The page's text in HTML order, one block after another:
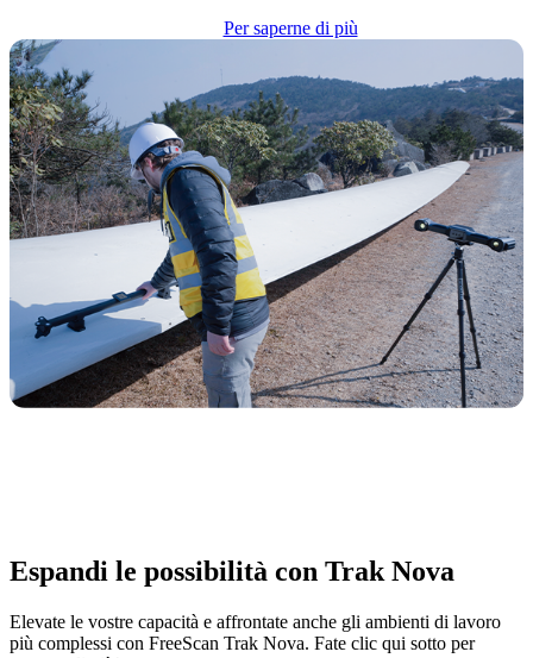
Per saperne di più
Espandi le possibilità con Trak Nova
Elevate le vostre capacità e affrontate anche gli ambienti di lavoro
più complessi con FreeScan Trak Nova. Fate clic qui sotto per